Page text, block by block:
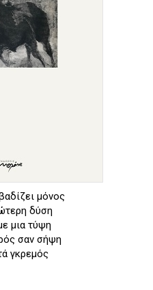
μόνος
δύση
μια τύψη
σαν σήψη
γκρεμός